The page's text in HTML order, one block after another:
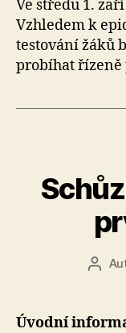
Ve středu 1.
Vzhledem k
testování žáků
probíhat
Autor
Úvodní